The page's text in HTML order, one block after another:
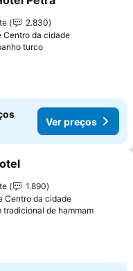
aos favoritos
2.830
Centro da cidade
turco
Ver preços
aos favoritos
1.890
Centro da cidade
tradicional de hammam